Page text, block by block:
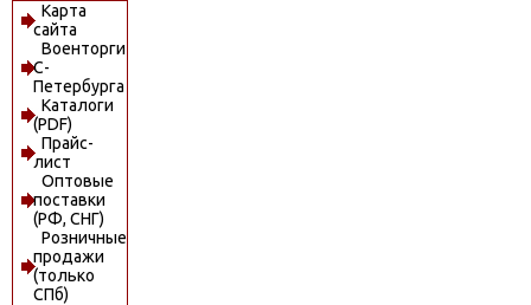
Карта
сайта
Военторги
С-
Петербурга
Каталоги
(PDF)
Прайс-
лист
Оптовые
поставки
(РФ, СНГ)
Розничные
продажи
(только
СПб)